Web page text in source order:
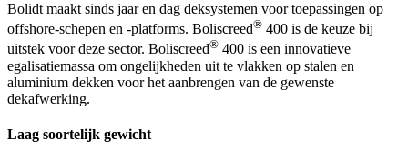
Bolidt maakt sinds jaar en dag deksystemen voor toepassingen op
offshore-schepen en -platforms. Boliscreed® 400 is de keuze bij
uitstek voor deze sector. Boliscreed® 400 is een innovatieve
egalisatiemassa om ongelijkheden uit te vlakken op stalen en
aluminium dekken voor het aanbrengen van de gewenste
dekafwerking.
Laag soortelijk gewicht